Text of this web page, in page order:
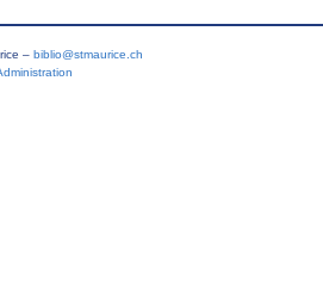
– biblio@stmaurice.ch